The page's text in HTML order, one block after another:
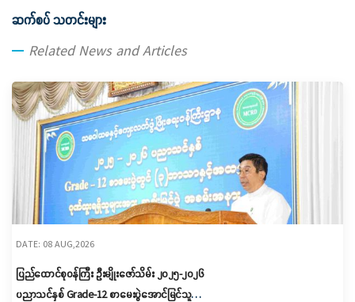
ဆက်စပ် သတင်းများ
Related News and Articles
DATE: 08 AUG,2026
ပြည်ထောင်စုဝန်ကြီး ဦးမျိုးဇော်သိမ်း ၂၀၂၅-၂၀၂၆
ပညာသင်နှစ် Grade-12 စာမေးပွဲအောင်မြင်သူများ